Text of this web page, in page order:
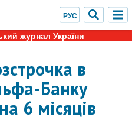
журнал України
в
Банку
6 місяців